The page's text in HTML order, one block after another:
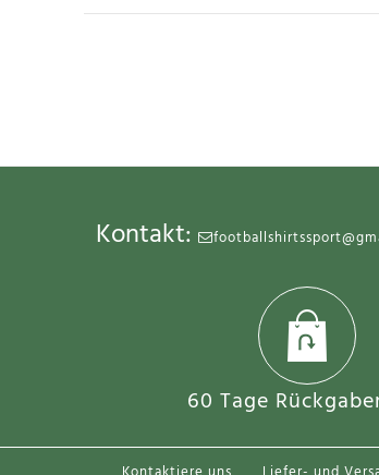
Kontakt:
60 Tage